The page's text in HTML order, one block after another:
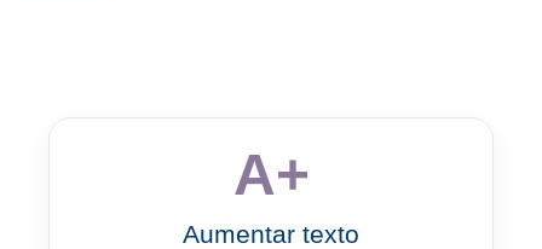
A+
Aumentar texto